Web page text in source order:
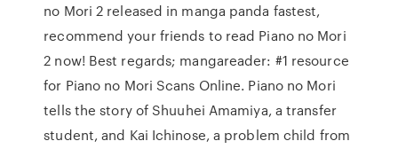
no Mori 2 released in manga panda fastest,
recommend your friends to read Piano no Mori
2 now! Best regards; mangareader: #1 resource
for Piano no Mori Scans Online. Piano no Mori
tells the story of Shuuhei Amamiya, a transfer
student, and Kai Ichinose, a problem child from